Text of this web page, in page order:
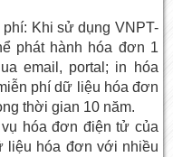
Khi sử dụng VNPT-
phát hành hóa đơn 1
email, portal; in hóa
phí dữ liệu hóa đơn
thời gian 10 năm.
hóa đơn điện tử của
liệu hóa đơn với nhiều